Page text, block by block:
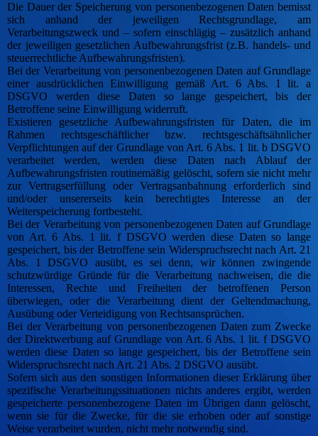
Die Dauer der Speicherung von personenbezogenen Daten bemisst
sich anhand der jeweiligen Rechtsgrundlage, am
Verarbeitungszweck und – sofern einschlägig – zusätzlich anhand
der jeweiligen gesetzlichen Aufbewahrungsfrist (z.B. handels- und
steuerrechtliche Aufbewahrungsfristen).
Bei der Verarbeitung von personenbezogenen Daten auf Grundlage
einer ausdrücklichen Einwilligung gemäß Art. 6 Abs. 1 lit. a
DSGVO werden diese Daten so lange gespeichert, bis der
Betroffene seine Einwilligung widerruft.
Existieren gesetzliche Aufbewahrungsfristen für Daten, die im
Rahmen rechtsgeschäftlicher bzw. rechtsgeschäftsähnlicher
Verpflichtungen auf der Grundlage von Art. 6 Abs. 1 lit. b DSGVO
verarbeitet werden, werden diese Daten nach Ablauf der
Aufbewahrungsfristen routinemäßig gelöscht, sofern sie nicht mehr
zur Vertragserfüllung oder Vertragsanbahnung erforderlich sind
und/oder unsererseits kein berechtigtes Interesse an der
Weiterspeicherung fortbesteht.
Bei der Verarbeitung von personenbezogenen Daten auf Grundlage
von Art. 6 Abs. 1 lit. f DSGVO werden diese Daten so lange
gespeichert, bis der Betroffene sein Widerspruchsrecht nach Art. 21
Abs. 1 DSGVO ausübt, es sei denn, wir können zwingende
schutzwürdige Gründe für die Verarbeitung nachweisen, die die
Interessen, Rechte und Freiheiten der betroffenen Person
überwiegen, oder die Verarbeitung dient der Geltendmachung,
Ausübung oder Verteidigung von Rechtsansprüchen.
Bei der Verarbeitung von personenbezogenen Daten zum Zwecke
der Direktwerbung auf Grundlage von Art. 6 Abs. 1 lit. f DSGVO
werden diese Daten so lange gespeichert, bis der Betroffene sein
Widerspruchsrecht nach Art. 21 Abs. 2 DSGVO ausübt.
Sofern sich aus den sonstigen Informationen dieser Erklärung über
spezifische Verarbeitungssituationen nichts anderes ergibt, werden
gespeicherte personenbezogene Daten im Übrigen dann gelöscht,
wenn sie für die Zwecke, für die sie erhoben oder auf sonstige
Weise verarbeitet wurden, nicht mehr notwendig sind.